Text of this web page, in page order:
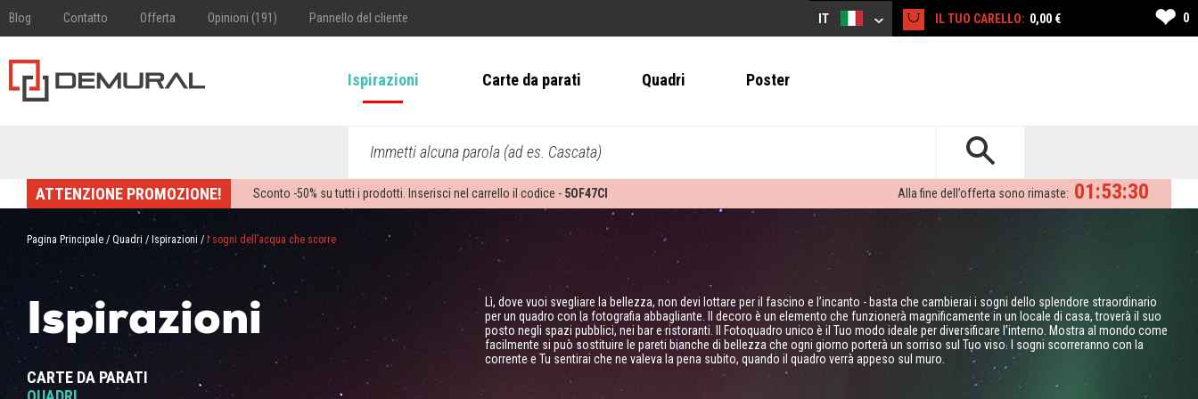
Blog Contatto Offerta Opinioni (191) Pannello del cliente IT IL TUO CARELLO: 0,00 € ❤ 0
Ispirazioni Carte da parati Quadri Poster
Immetti alcuna parola (ad es. Cascata)
ATTENZIONE PROMOZIONE! Sconto -50% su tutti i prodotti. Inserisci nel carrello il codice - 5OF47CI 01:53:29
Alla fine dell’offerta sono rimaste:
Pagina Principale / Quadri / Ispirazioni / I sogni dell’acqua che scorre
Ispirazioni
CARTE DA PARATI
Lì, dove vuoi svegliare la bellezza, non devi lottare per il fascino e l’incanto - basta che cambierai i sogni dello splendore straordinario
per un quadro con la fotografia abbagliante. Il decoro è un elemento che funzionerà magnificamente in un locale di casa, troverà il suo
posto negli spazi pubblici, nei bar e ristoranti. Il Fotoquadro unico è il Tuo modo ideale per diversificare l’interno. Mostra al mondo come
facilmente si può sostituire le pareti bianche di bellezza che ogni giorno porterà un sorriso sul Tuo viso. I sogni scorreranno con la
corrente e Tu sentirai che ne valeva la pena subito, quando il quadro verrà appeso sul muro.